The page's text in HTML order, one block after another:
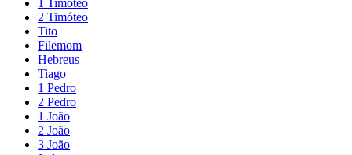
1 Timóteo
2 Timóteo
Tito
Filemom
Hebreus
Tiago
1 Pedro
2 Pedro
1 João
2 João
3 João